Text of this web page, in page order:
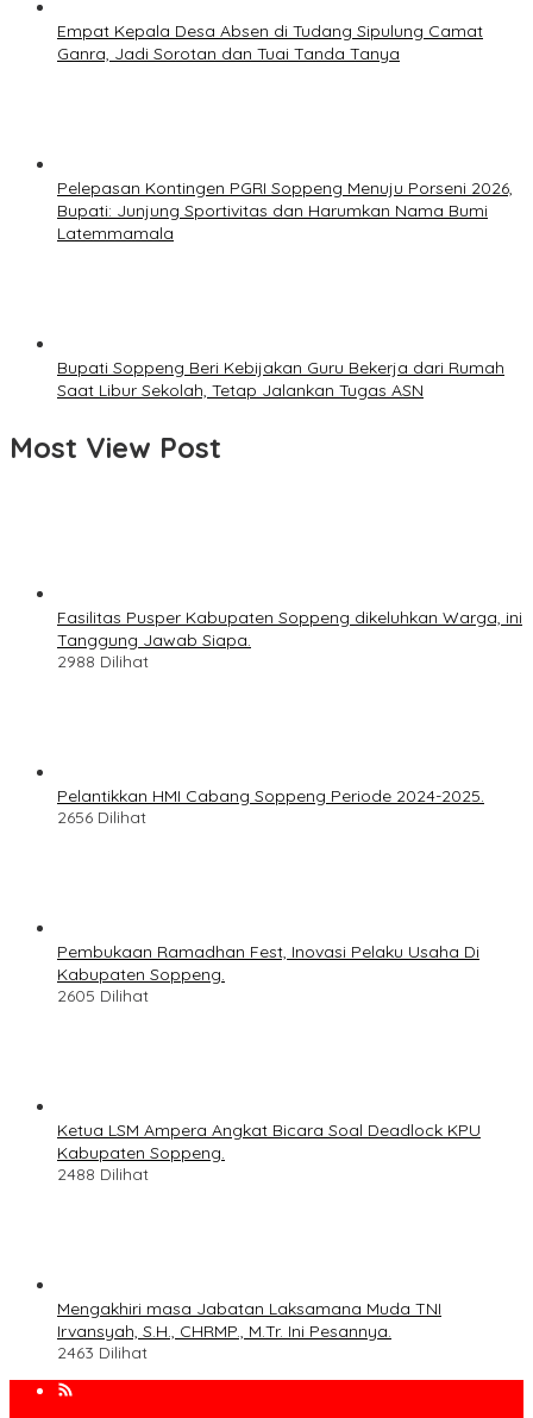
Empat Kepala Desa Absen di Tudang Sipulung Camat
Ganra, Jadi Sorotan dan Tuai Tanda Tanya
Pelepasan Kontingen PGRI Soppeng Menuju Porseni 2026,
Bupati: Junjung Sportivitas dan Harumkan Nama Bumi
Latemmamala
Bupati Soppeng Beri Kebijakan Guru Bekerja dari Rumah
Saat Libur Sekolah, Tetap Jalankan Tugas ASN
Most View Post
Fasilitas Pusper Kabupaten Soppeng dikeluhkan Warga, ini
Tanggung Jawab Siapa.
2988 Dilihat
Pelantikkan HMI Cabang Soppeng Periode 2024-2025.
2656 Dilihat
Pembukaan Ramadhan Fest, Inovasi Pelaku Usaha Di
Kabupaten Soppeng.
2605 Dilihat
Ketua LSM Ampera Angkat Bicara Soal Deadlock KPU
Kabupaten Soppeng.
2488 Dilihat
Mengakhiri masa Jabatan Laksamana Muda TNI
Irvansyah, S.H., CHRMP., M.Tr. Ini Pesannya.
2463 Dilihat